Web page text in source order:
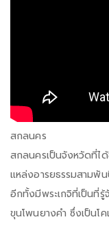
สกลนคร
สกลนครเป็นจังหวัดที่ไ
แหล่งอารยธรรมสามพัน
อีกทั้งมีพระเกจิที่เป็นที่รู้
ขุนโพนยางคำ ซึ่งเป็นโ